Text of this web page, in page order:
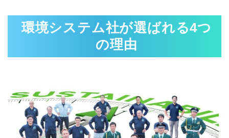
環境システム社が選ばれる4つ
の理由